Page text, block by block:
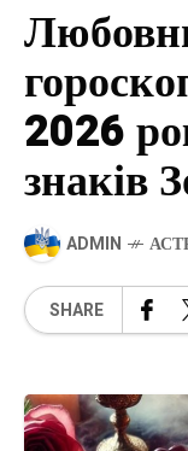
2026
знаків
ADMIN
SHARE